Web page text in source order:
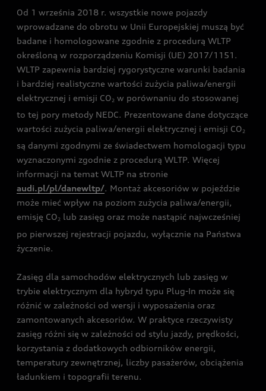
Audi exclusive
Od 1 września 2018 r. wszystkie nowe pojazdy
wprowadzane do obrotu w Unii Europejskiej muszą być
badane i homologowane zgodnie z procedurą WLTP
określoną w rozporządzeniu Komisji (UE) 2017/1151.
WLTP zapewnia bardziej rygorystyczne warunki badania
i bardziej realistyczne wartości zużycia paliwa/energii
elektrycznej i emisji CO2 w porównaniu do stosowanej
to tej pory metody NEDC. Prezentowane dane dotyczące
wartości zużycia paliwa/energii elektrycznej i emisji CO2
są danymi zgodnymi ze świadectwem homologacji typu
wyznaczonymi zgodnie z procedurą WLTP. Więcej
informacji na temat WLTP na stronie
audi.pl/pl/danewltp/. Montaż akcesoriów w pojeździe
może mieć wpływ na poziom zużycia paliwa/energii,
emisję CO2 lub zasięg oraz może nastąpić najwcześniej
po pierwszej rejestracji pojazdu, wyłącznie na Państwa
życzenie.
Zasięg dla samochodów elektrycznych lub zasięg w
trybie elektrycznym dla hybryd typu Plug-In może się
różnić w zależności od wersji i wyposażenia oraz
zamontowanych akcesoriów. W praktyce rzeczywisty
zasięg różni się w zależności od stylu jazdy, prędkości,
korzystania z dodatkowych odbiorników energii,
temperatury zewnętrznej, liczby pasażerów, obciążenia
ładunkiem i topografii terenu.